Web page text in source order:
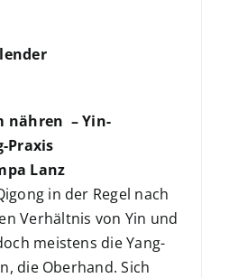
nähren – Yin-
Praxis
Lanz
in der Regel nach
Verhältnis von Yin und
meistens die Yang-
die Oberhand. Sich